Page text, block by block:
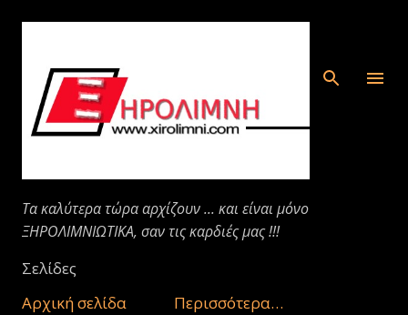
Μετάβαση στο κύριο περιεχόμενο
Τα καλύτερα τώρα αρχίζουν ... και είναι μόνο
ΞΗΡΟΛΙΜΝΙΩΤΙΚΑ, σαν τις καρδιές μας !!!
Σελίδες
Αρχική σελίδα
Περισσότερα…